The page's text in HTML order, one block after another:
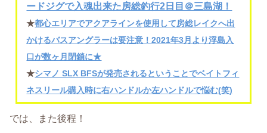
ードジグで入魂出来た房総釣行2日目＠三島湖！
★都心エリアでアクアラインを使用して房総レイクへ出
かけるバスアングラーは要注意！2021年3月より浮島入
口が数ヶ月閉鎖に★
★シマノ SLX BFSが発売されるということでベイトフィ
ネスリール購入時に右ハンドルか左ハンドルで悩む(笑)
では、また後程！